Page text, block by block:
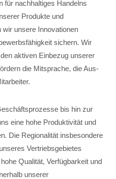
für nachhaltiges Handelns
Produkte und
wir unsere Innovationen
sichern. Wir
aktiven Einbezug unserer
die Mitsprache, die Aus-
bis hin zur
eine hohe Produktivität und
Die Regionalität insbesondere
Vertriebsgebietes
Qualität, Verfügbarkeit und
unserer